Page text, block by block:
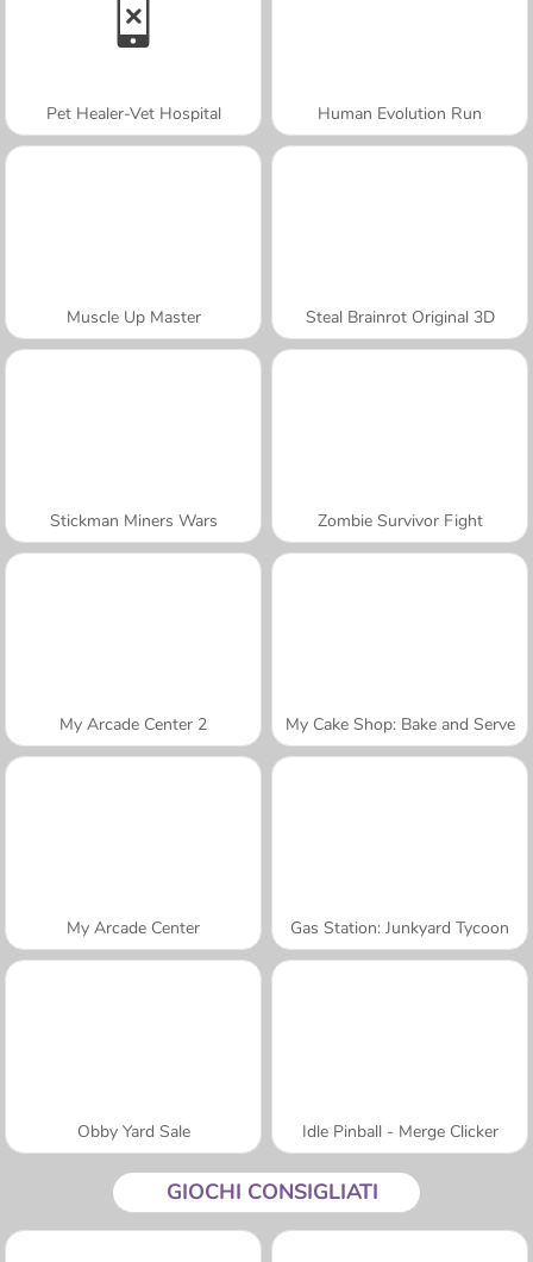
Pet Healer-Vet Hospital Human Evolution Run
Muscle Up Master Steal Brainrot Original 3D
Stickman Miners Wars Zombie Survivor Fight
My Arcade Center 2 My Cake Shop: Bake and Serve
My Arcade Center Gas Station: Junkyard Tycoon
Obby Yard Sale Idle Pinball - Merge Clicker
GIOCHI CONSIGLIATI